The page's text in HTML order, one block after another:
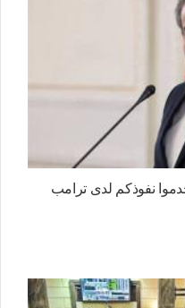
نفوذكم لدى ترامب